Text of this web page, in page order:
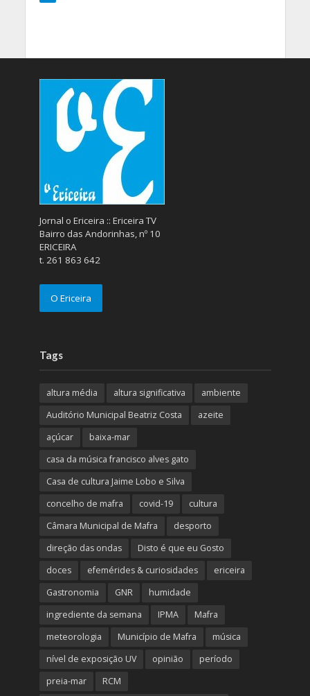
Jornal o Ericeira :: Ericeira TV
Bairro das Andorinhas, nº 10
ERICEIRA
t. 261 863 642
O Ericeira
Tags
altura média altura significativa
ambiente
Auditório Municipal Beatriz Costa
azeite
açúcar
baixa-mar
casa da música francisco alves gato
Casa de cultura Jaime Lobo e Silva
concelho de mafra
covid-19
cultura
Câmara Municipal de Mafra
desporto
direção das ondas
Disto é que eu Gosto
doces
efemérides & curiosidades
ericeira
Gastronomia
GNR
humidade
ingrediente da semana
IPMA
Mafra
meteorologia
Município de Mafra
música
nível de exposição UV
opinião
período
preia-mar
RCM